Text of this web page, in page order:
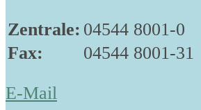
Zentrale: 04544 8001-0
Fax:
04544 8001-31
E-Mail